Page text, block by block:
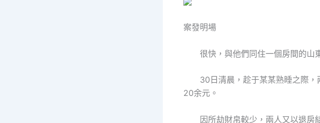
案發明場
很快，與他們同住一個房間的山
30日清晨，趁于某某熟睡之際，
20余元。
因所劫財帛較少，兩人又以退房結